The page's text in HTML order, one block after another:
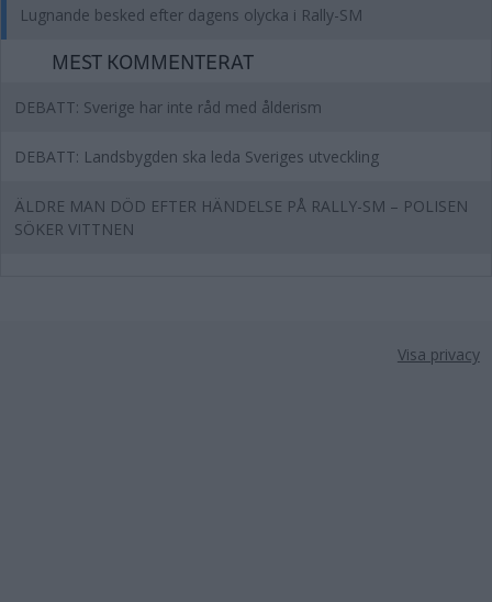
Lugnande besked efter dagens olycka i Rally-SM
MEST KOMMENTERAT
DEBATT: Sverige har inte råd med ålderism
DEBATT: Landsbygden ska leda Sveriges utveckling
ÄLDRE MAN DÖD EFTER HÄNDELSE PÅ RALLY-SM – POLISEN
SÖKER VITTNEN
Visa privacy